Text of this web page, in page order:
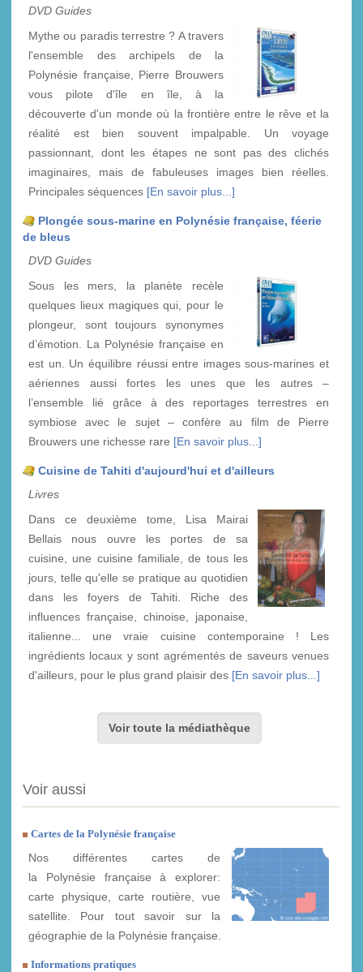
DVD Guides
Mythe ou paradis terrestre ? A travers
l'ensemble des archipels de la
Polynésie française, Pierre Brouwers
vous pilote d'île en île, à la
découverte d'un monde où la frontière entre le rêve et la
réalité est bien souvent impalpable. Un voyage
passionnant, dont les étapes ne sont pas des clichés
imaginaires, mais de fabuleuses images bien réelles.
Principales séquences [En savoir plus...]
Plongée sous-marine en Polynésie française, féerie
de bleus
DVD Guides
Sous les mers, la planète recèle
quelques lieux magiques qui, pour le
plongeur, sont toujours synonymes
d’émotion. La Polynésie française en
est un. Un équilibre réussi entre images sous-marines et
aériennes aussi fortes les unes que les autres –
l’ensemble lié grâce à des reportages terrestres en
symbiose avec le sujet – confère au film de Pierre
Brouwers une richesse rare [En savoir plus...]
Cuisine de Tahiti d'aujourd'hui et d'ailleurs
Livres
Dans ce deuxième tome, Lisa Mairai
Bellais nous ouvre les portes de sa
cuisine, une cuisine familiale, de tous les
jours, telle qu'elle se pratique au quotidien
dans les foyers de Tahiti. Riche des
influences française, chinoise, japonaise,
italienne... une vraie cuisine contemporaine ! Les
ingrédients locaux y sont agrémentés de saveurs venues
d'ailleurs, pour le plus grand plaisir des [En savoir plus...]
Voir toute la médiathèque
Voir aussi
Cartes de la Polynésie française
Nos différentes cartes de
la Polynésie française à explorer:
carte physique, carte routière, vue
satellite. Pour tout savoir sur la
géographie de la Polynésie française.
Informations pratiques